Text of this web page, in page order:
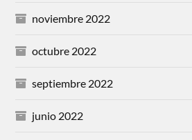
noviembre 2022
octubre 2022
septiembre 2022
junio 2022